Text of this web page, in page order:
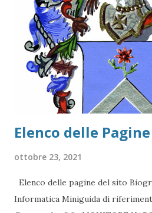
Elenco delle
ottobre 23, 2021
Elenco delle pagine del sito
Informatica Miniguida di